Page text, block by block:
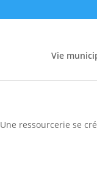
Vie
Une ressourcerie se